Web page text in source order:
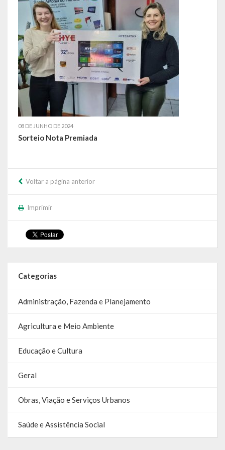
Relatório Circunstanciado
Editais
RPPS
RGF
RREO
Eleições Conselho Tutelar
Concurso Público
Processo Seletivo
Carta de Serviços
08 DE JUNHO DE 2024
Sorteio Nota Premiada
Voltar a página anterior
Imprimir
Categorias
Administração, Fazenda e Planejamento
Agricultura e Meio Ambiente
Educação e Cultura
Geral
Obras, Viação e Serviços Urbanos
Saúde e Assistência Social